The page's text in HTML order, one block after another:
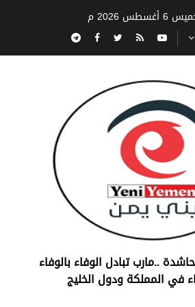
أغسطس 2026 م
..مارب ‏تبادل الوفاء بالوفاء
في المملكة ودول الخليج